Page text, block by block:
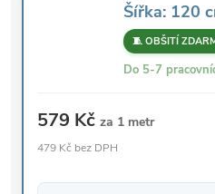
Šířka: 120
🧵 OBŠITÍ
Do 5-7
579 Kč za 1 metr
479 Kč bez DPH